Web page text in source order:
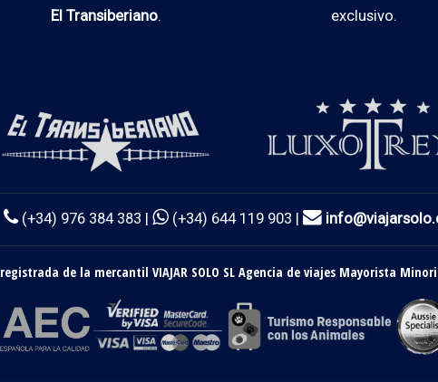
El Transiberiano.
exclusivo.
(+34) 976 384 383 | (+34) 644 119 903 |
registrada de la mercantil VIAJAR SOLO SL Agencia de viajes Mayorista